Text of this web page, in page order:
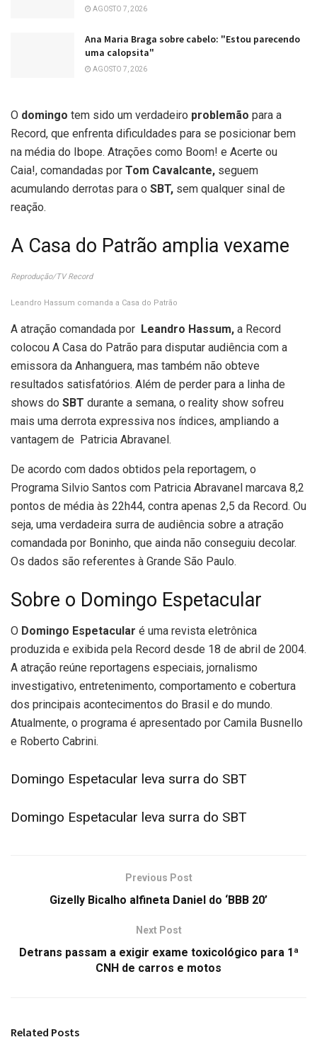
AGOSTO 7, 2026
Ana Maria Braga sobre cabelo: "Estou parecendo
uma calopsita"
AGOSTO 7, 2026
O domingo tem sido um verdadeiro problemão para a
Record, que enfrenta dificuldades para se posicionar bem
na média do Ibope. Atrações como Boom! e Acerte ou
Caia!, comandadas por Tom Cavalcante, seguem
acumulando derrotas para o SBT, sem qualquer sinal de
reação.
A Casa do Patrão amplia vexame
Reprodução/TV Record
Leandro Hassum comanda a Casa do Patrão
A atração comandada por Leandro Hassum, a Record
colocou A Casa do Patrão para disputar audiência com a
emissora da Anhanguera, mas também não obteve
resultados satisfatórios. Além de perder para a linha de
shows do SBT durante a semana, o reality show sofreu
mais uma derrota expressiva nos índices, ampliando a
vantagem de Patricia Abravanel.
De acordo com dados obtidos pela reportagem, o
Programa Silvio Santos com Patricia Abravanel marcava 8,2
pontos de média às 22h44, contra apenas 2,5 da Record. Ou
seja, uma verdadeira surra de audiência sobre a atração
comandada por Boninho, que ainda não conseguiu decolar.
Os dados são referentes à Grande São Paulo.
Sobre o Domingo Espetacular
O Domingo Espetacular é uma revista eletrônica
produzida e exibida pela Record desde 18 de abril de 2004.
A atração reúne reportagens especiais, jornalismo
investigativo, entretenimento, comportamento e cobertura
dos principais acontecimentos do Brasil e do mundo.
Atualmente, o programa é apresentado por Camila Busnello
e Roberto Cabrini.
Domingo Espetacular leva surra do SBT
Domingo Espetacular leva surra do SBT
Previous Post
Gizelly Bicalho alfineta Daniel do ‘BBB 20’
Next Post
Detrans passam a exigir exame toxicológico para 1ª
CNH de carros e motos
Related Posts